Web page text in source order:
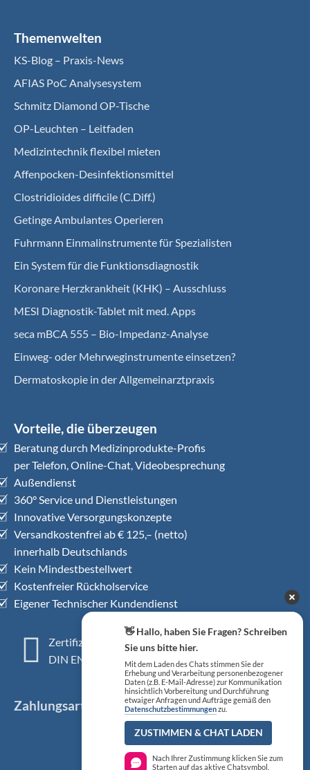
Themenwelten
KS-Blog – Praxis-News
AFIAS PoC Analysesystem
Schmitz Diamond OP-Tische
OP-Leuchten – Leitfaden
Medizintechnik flexibel mieten
Affenpocken-Desinfektionsmittel
Clostridioides difficile (C.Diff.)
Getinge Ambulantes Operieren
Fuhrmann Einmalinstrumente für Spezialisten
Ein System für die Funktionsdiagnostik
Koro­nare Herz­krank­heit (KHK) – Ausschluss
MESI Diagnostik-Tablet mit med. Apps
seca mBCA 555 – Bio-Impedanz-Analyse
Einweg- oder Mehrweginstrumente einsetzen?
Dermatoskopie in der Allgemeinarztpraxis
Vorteile, die überzeugen
Beratung durch Medizinprodukte-Profis
per Telefon, Online-Chat, Videobesprechung
Außendienst
360° Service und Dienstleistungen
Innovative Versorgungskonzepte
Versandkostenfrei ab € 125,– (netto)
innerhalb Deutschlands
Kein Mindestbestellwert
Kostenfreier Rückholservice
Eigener Technischer Kundendienst
Zertifiziertes QM-System
DIN EN ISO 13485
Zahlungsarten
👋 Hallo, haben Sie Fragen? Schreiben
Sie uns bitte hier.
Mit dem Laden des Chats stimmen Sie der
Erhebung und Verarbeitung personenbezogener
Daten (z.B. E-Mail-Adresse) zur Kommunikation
hinsichtlich Vorbereitung und Durchführung
etwaiger Anfragen und Aufträge gemäß den
Datenschutzbestimmungenzu.
ZUSTIMMEN & CHAT LADEN
Nach Ihrer Zustimmung klicken Sie zum
Starten auf das aktive Chatsymbol.